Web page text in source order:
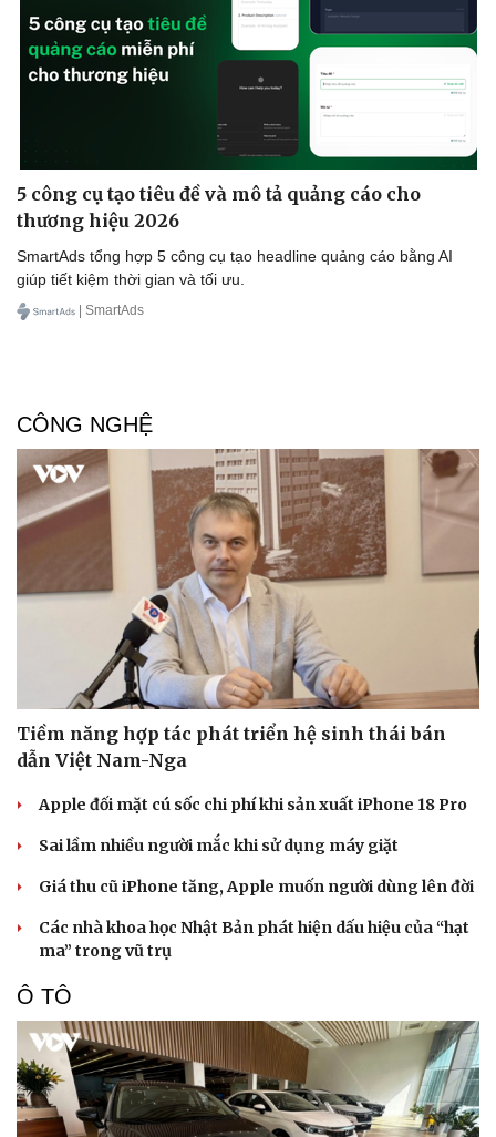
Thể thao
Bóng đá
Lịch thi đấu bóng đá
Thế giới thể thao
Hậu trường
Ô tô
Xe máy
Tư vấn
5 công cụ tạo tiêu đề và mô tả quảng cáo cho
thương hiệu 2026
SmartAds tổng hợp 5 công cụ tạo headline quảng cáo bằng AI
giúp tiết kiệm thời gian và tối ưu.
| SmartAds
CÔNG NGHỆ
Tiềm năng hợp tác phát triển hệ sinh thái bán
dẫn Việt Nam-Nga
Apple đối mặt cú sốc chi phí khi sản xuất iPhone 18 Pro
Sai lầm nhiều người mắc khi sử dụng máy giặt
Giá thu cũ iPhone tăng, Apple muốn người dùng lên đời
Các nhà khoa học Nhật Bản phát hiện dấu hiệu của “hạt
ma” trong vũ trụ
Ô TÔ